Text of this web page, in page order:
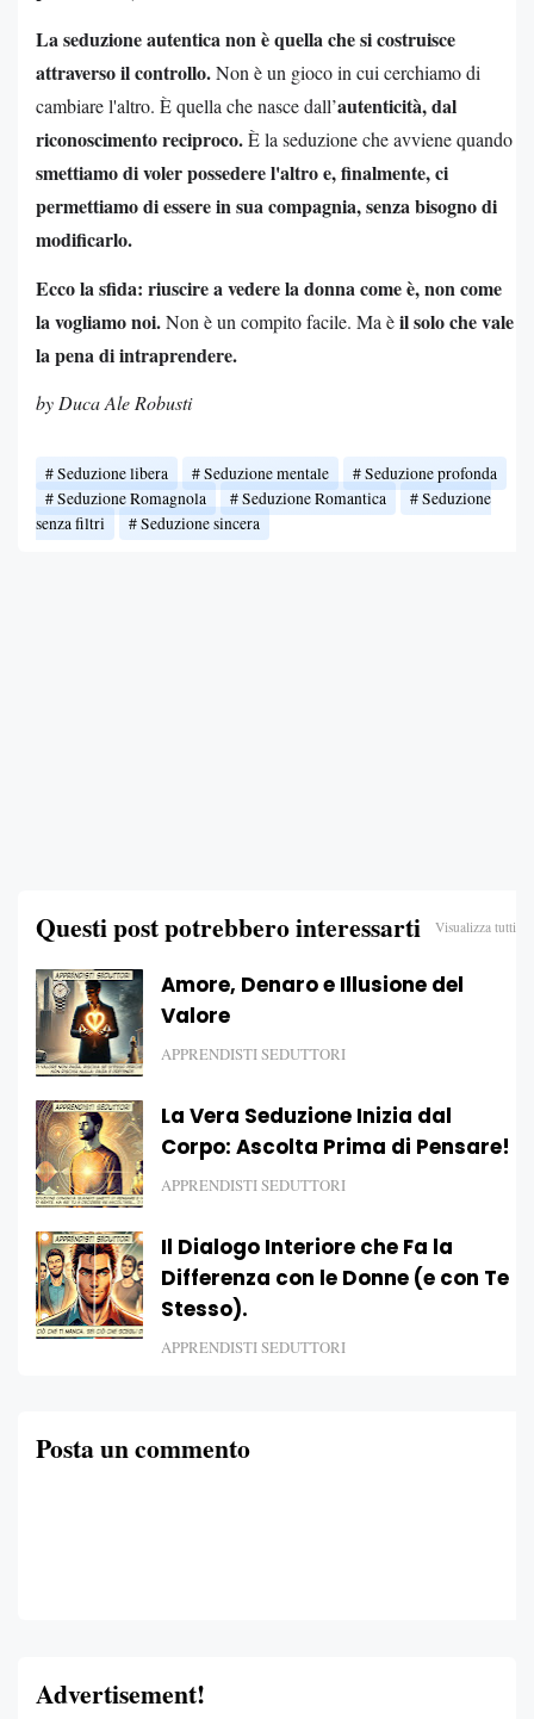
La seduzione autentica non è quella che si costruisce
attraverso il controllo.Non è un gioco in cui cerchiamo di
cambiare l'altro. È quella che nasce dall’autenticità, dal
riconoscimento reciproco.È la seduzione che avviene quando
smettiamo di voler possedere l'altro e, finalmente, ci
permettiamo di essere in sua compagnia, senza bisogno di
modificarlo.
Ecco la sfida: riuscire a vedere la donna come è, non come
la vogliamo noi.Non è un compito facile. Ma èil solo che vale
la pena di intraprendere.
by Duca Ale Robusti
Seduzione libera Seduzione mentale
Seduzione profonda
Seduzione Romagnola
Seduzione Romantica
Seduzione
senza filtri
Seduzione sincera
Questi post potrebbero interessarti Visualizza tutti
Amore, Denaro e Illusione del
Valore
APPRENDISTI SEDUTTORI
La Vera Seduzione Inizia dal
Corpo: Ascolta Prima di Pensare!
APPRENDISTI SEDUTTORI
Il Dialogo Interiore che Fa la
Differenza con le Donne (e con Te
Stesso).
APPRENDISTI SEDUTTORI
Posta un commento
Advertisement!